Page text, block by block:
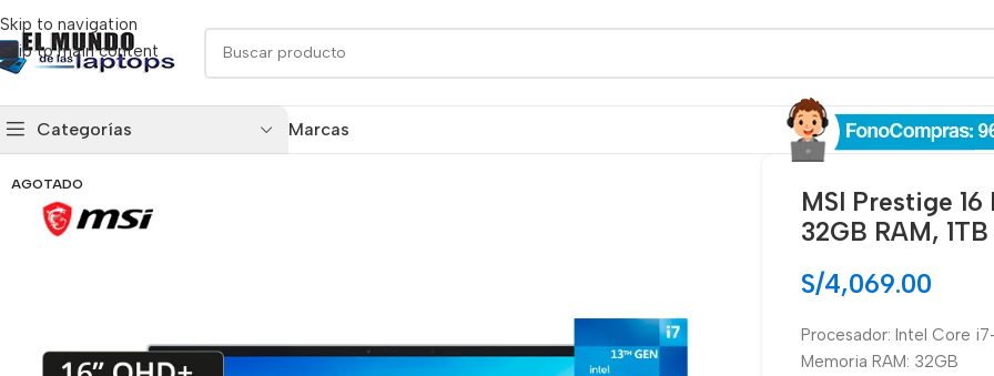
Skip to navigation
Skip to main content
Categorías Marcas
AGOTADO
MSI Prestige
32GB RAM, 1TB
S/4,069.00
Procesador: Intel Core
Memoria RAM: 32GB